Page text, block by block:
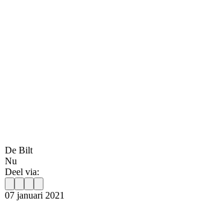
De Bilt
Nu
Deel via:
07 januari 2021